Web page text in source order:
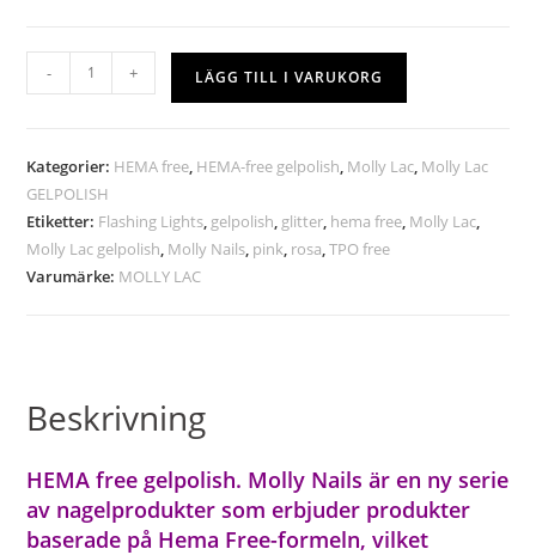
- + LÄGG TILL I VARUKORG
Kategorier: HEMA free HEMA-free gelpolish Molly Lac Molly Lac
GELPOLISH
Etiketter: Flashing Lights gelpolish glitter hema free Molly Lac
Molly Lac gelpolish Molly Nails pink rosa ,TPO free
Varumärke: MOLLY LAC
Beskrivning
HEMA free gelpolish. Molly Nails är en ny serie
av nagelprodukter som erbjuder produkter
baserade på Hema Free-formeln, vilket